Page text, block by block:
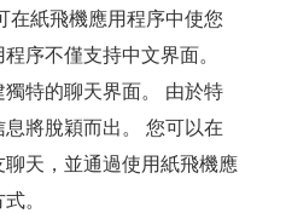
在紙飛機應用程序中使您
序不僅支持中文界面。
特的聊天界面。 由於特
將脫穎而出。 您可以在
天，並通過使用紙飛機應
。